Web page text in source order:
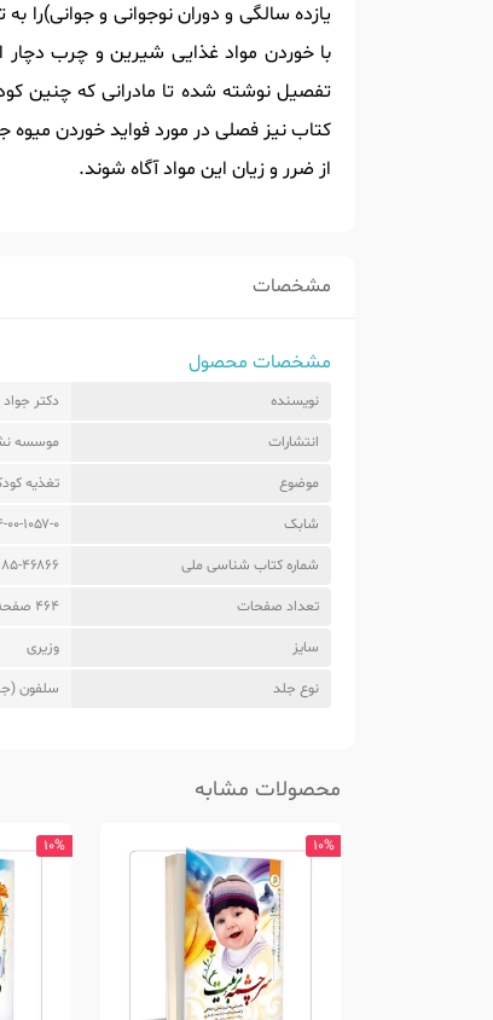
یازده سالگی و دوران نوجوانی و جوانی)را
با خوردن مواد غذایی شیرین و چرب
تفصیل نوشته شده تا مادرانی که چنین
کتاب نیز فصلی در مورد فواید خوردن
از ضرر و زیان این مواد آگاه شوند.
مشخصات
مشخصات محصول
نویسنده دکتر
انتشارات موسسه
موضوع تغذیه
شابک ۹۷۸-۹۶۴-
شماره کتاب شناسی ملی ۸۵-۴۶۸۶۶م
تعداد صفحات 464 صفحه
سایز وزیری
نوع جلد سلفون
محصولات مشابه
10%
10%